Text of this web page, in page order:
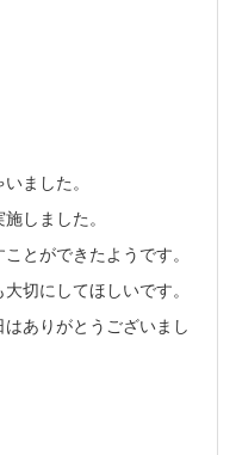
ました。
しました。
とができたようです。
切にしてほしいです。
ありがとうございまし